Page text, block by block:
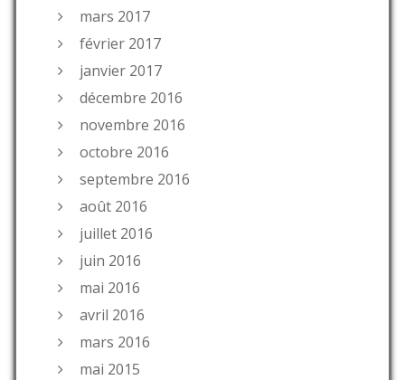
mars 2017
février 2017
janvier 2017
décembre 2016
novembre 2016
octobre 2016
septembre 2016
août 2016
juillet 2016
juin 2016
mai 2016
avril 2016
mars 2016
mai 2015